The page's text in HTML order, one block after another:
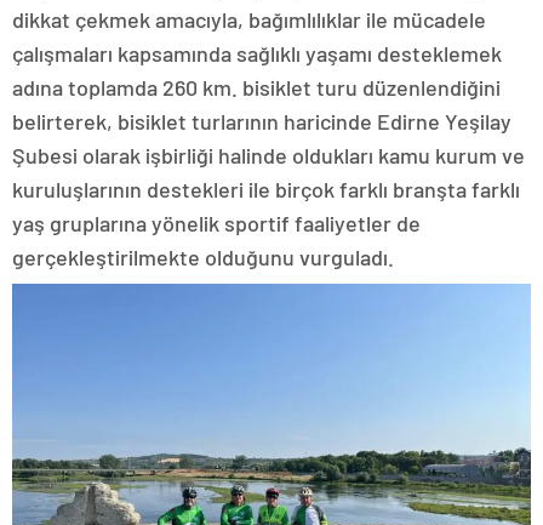
dikkat çekmek amacıyla, bağımlılıklar ile mücadele
çalışmaları kapsamında sağlıklı yaşamı desteklemek
adına toplamda 260 km. bisiklet turu düzenlendiğini
belirterek, bisiklet turlarının haricinde Edirne Yeşilay
Şubesi olarak işbirliği halinde oldukları kamu kurum ve
kuruluşlarının destekleri ile birçok farklı branşta farklı
yaş gruplarına yönelik sportif faaliyetler de
gerçekleştirilmekte olduğunu vurguladı.